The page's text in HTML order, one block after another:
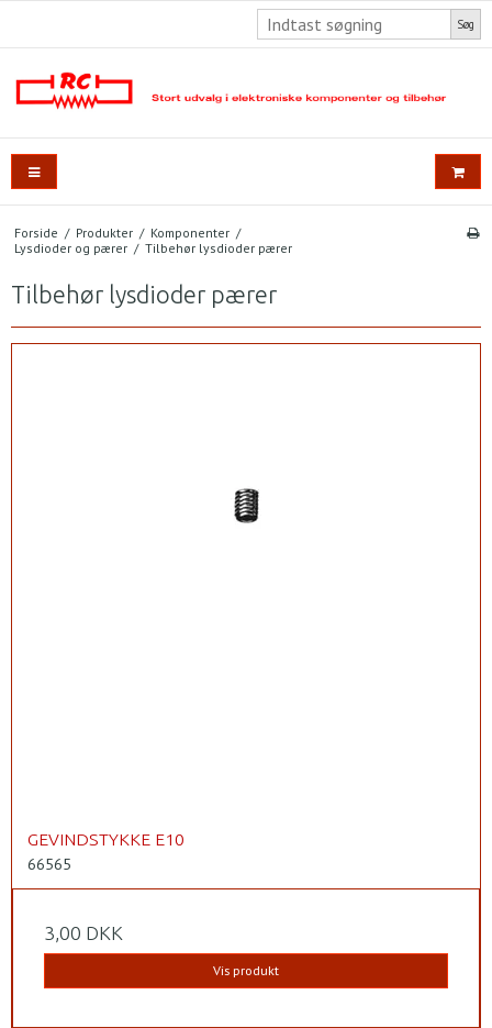
Søg
Forside / Produkter / Komponenter /
Lysdioder og pærer / Tilbehør lysdioder pærer
Tilbehør lysdioder pærer
GEVINDSTYKKE E10
66565
3,00 DKK
Vis produkt